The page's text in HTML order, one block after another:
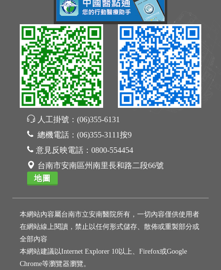
人工掛號： (06)355-6131
總機電話： (06)355-3111按9
意見反映電話： 0800-554454
台南市安南區州南里長和路二段66號
地圖
本網站內容屬台南市立安南醫院所有，一切內容僅供使用者
在網站線上閱讀，禁止以任何形式儲存、散佈或重製部分或
全部內容
本網站建議以Internet Explorer 10以上、Firefox或Google
Chrome等瀏覽器瀏覽。